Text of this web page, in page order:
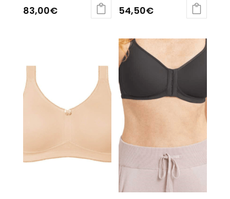
83,00€
variations.
Les
options
peuvent
page
54,50€
a
plusieurs
variations.
Les
options
peuvent
être
choisies
sur
la
du
produit